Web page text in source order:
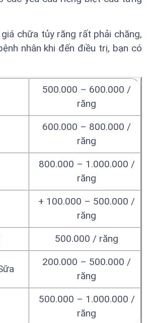
chữa tủy răng rất phải chăng,
nhân khi đến điều trị, bạn có
500.000 – 600.000 /
răng
600.000 – 800.000 /
răng
800.000 – 1.000.000 /
răng
+ 100.000 – 500.000 /
răng
500.000 / răng
200.000 – 500.000 /
răng
500.000 – 1.000.000 /
răng